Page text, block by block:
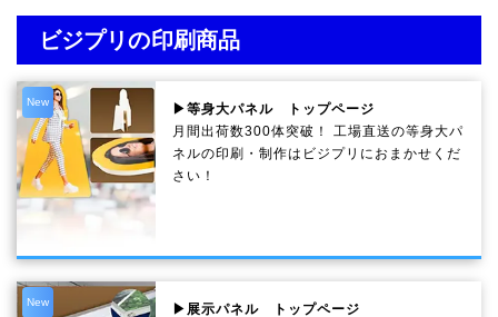
ビジプリの印刷商品
New
▶等身大パネル トップページ
月間出荷数300体突破！ 工場直送の等身大パ
ネルの印刷・制作は ビジプリ におまかせくだ
さい！
New
▶展示パネル トップページ